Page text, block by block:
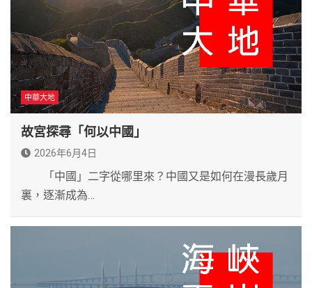
中華大地
故宮探尋「何以中國」
2026年6月4日
「中國」二字從哪里來？中國又是如何在漫長歲月
裏，逐漸成為…